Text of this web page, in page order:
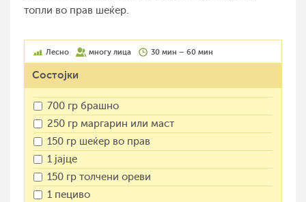
топли во прав шеќер.
Лесно многу лица 30 мин – 60 мин
Состојки
700 гр брашно
250 гр маргарин или маст
150 гр шеќер во прав
1 јајце
150 гр толчени ореви
1 пециво